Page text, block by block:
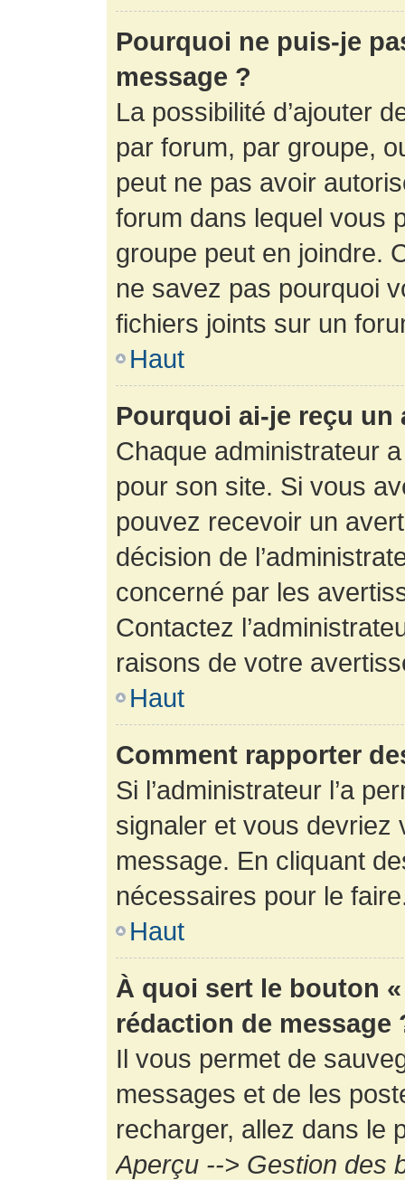
Pourquoi ne puis-je
message ?
La possibilité d’ajouter
par forum, par groupe,
peut ne pas avoir
forum dans lequel vous
groupe peut en joindre.
ne savez pas pourquoi
fichiers joints sur un
Haut
Pourquoi ai-je reçu un
Chaque administrateur
pour son site. Si vous
pouvez recevoir un
décision de
concerné par les
Contactez
raisons de votre
Haut
Comment rapporter
Si l’administrateur l’a
signaler et vous devriez
message. En cliquant
nécessaires pour le
Haut
À quoi sert le bouton
rédaction de message
Il vous permet de
messages et de les
recharger, allez dans le
Aperçu --> Gestion des